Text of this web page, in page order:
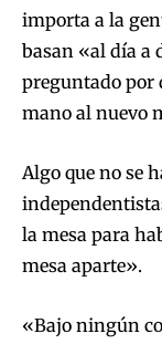
importa a la
basan «al día a
preguntado por
mano al nuevo
Algo que no se
la mesa para
mesa aparte».
«Bajo ningún